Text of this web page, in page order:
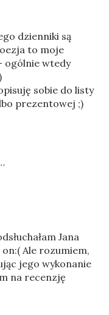
dzienniki są
to moje
ogólnie wtedy
sobie do listy
prezentowej ;)
Jana
Ale rozumiem,
jego wykonanie
na recenzję